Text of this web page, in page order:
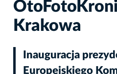
Krakowa
Inauguracja
Europejskiego